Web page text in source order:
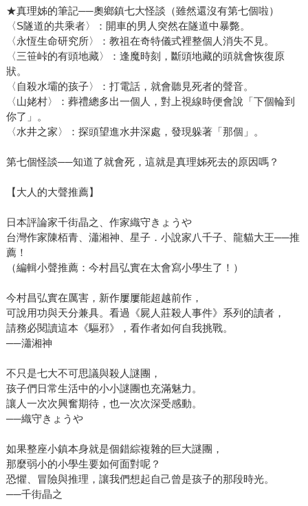
★真理姊的筆記──奧鄉鎮七大怪談（雖然還沒有第七個啦）
〈S隧道的共乘者〉：開車的男人突然在隧道中暴斃。
〈永恆生命研究所〉：教祖在奇特儀式裡整個人消失不見。
〈三笹峠的有頭地藏〉：逢魔時刻，斷頭地藏的頭就會恢復原
狀。
〈自殺水壩的孩子〉：打電話，就會聽見死者的聲音。
〈山姥村〉：葬禮總多出一個人，對上視線時便會說「下個輪到
你了」。
〈水井之家〉：探頭望進水井深處，發現躲著「那個」。
第七個怪談──知道了就會死，這就是真理姊死去的原因嗎？
【大人的大聲推薦】
日本評論家千街晶之、作家織守きょうや
台灣作家陳栢青、瀟湘神、星子．小說家八千子、龍貓大王──推
薦！
（編輯小聲推薦：今村昌弘實在太會寫小學生了！）
今村昌弘實在厲害，新作屢屢能超越前作，
可說用功與天分兼具。看過《屍人莊殺人事件》系列的讀者，
請務必閱讀這本《驅邪》，看作者如何自我挑戰。
──瀟湘神
不只是七大不可思議與殺人謎團，
孩子們日常生活中的小小謎團也充滿魅力。
讓人一次次興奮期待，也一次次深受感動。
──織守きょうや
如果整座小鎮本身就是個錯綜複雜的巨大謎團，
那麼弱小的小學生要如何面對呢？
恐懼、冒險與推理，讓我們想起自己曾是孩子的那段時光。
──千街晶之